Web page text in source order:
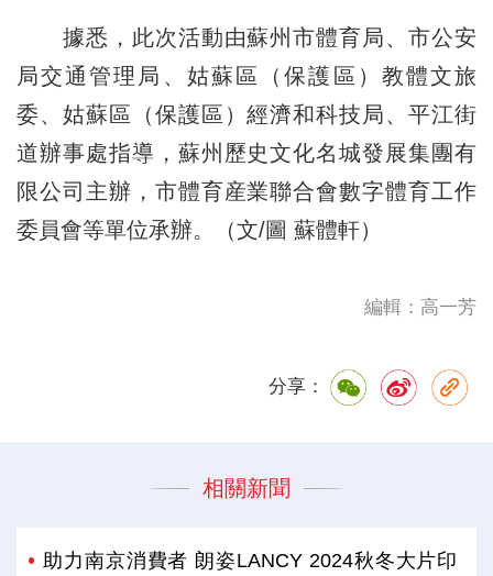
據悉，此次活動由蘇州市體育局、市公安
局交通管理局、姑蘇區（保護區）教體文旅
委、姑蘇區（保護區）經濟和科技局、平江街
道辦事處指導，蘇州歷史文化名城發展集團有
限公司主辦，市體育産業聯合會數字體育工作
委員會等單位承辦。（文/圖 蘇體軒）
編輯：高一芳
分享：
相關新聞
助力南京消費者 朗姿LANCY 2024秋冬大片印